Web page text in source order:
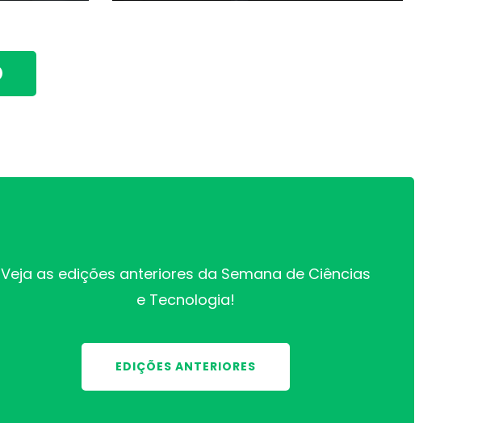
(PPCA) que tem por finalidade o
Veja as edições anteriores da Semana de Ciências
e Tecnologia!
EDIÇÕES ANTERIORES